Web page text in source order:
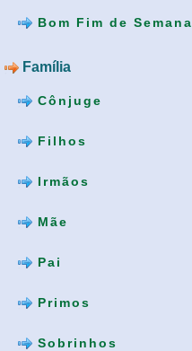
Bom Fim de Semana
Família
Cônjuge
Filhos
Irmãos
Mãe
Pai
Primos
Sobrinhos